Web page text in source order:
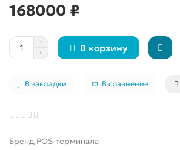
168000 ₽
В корзину
В закладки В сравнение
Бренд POS-терминала